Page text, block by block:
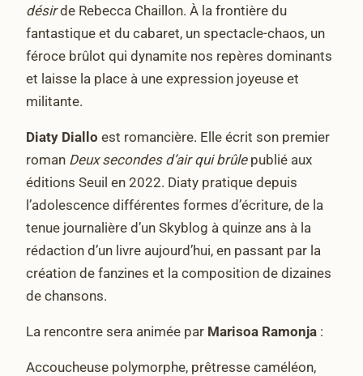
désirde Rebecca Chaillon. À la frontière du
fantastique et du cabaret, un spectacle-chaos, un
féroce brûlot qui dynamite nos repères dominants
et laisse la place à une expression joyeuse et
militante.
Diaty Diallo est romancière. Elle écrit son premier
roman Deux secondes d’air qui brûle publié aux
éditions Seuil en 2022. Diaty pratique depuis
l’adolescence différentes formes d’écriture, de la
tenue journalière d’un Skyblog à quinze ans à la
rédaction d’un livre aujourd’hui, en passant par la
création de fanzines et la composition de dizaines
de chansons.
La rencontre sera animée par Marisoa Ramonja :
Accoucheuse polymorphe, prêtresse caméléon,